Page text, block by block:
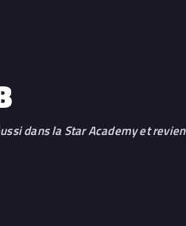
dans la Star Academy et